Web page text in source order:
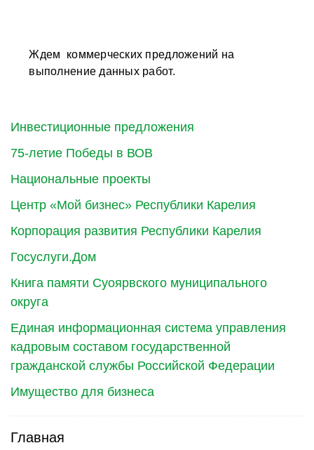
Инвестиционные предложения
75-летие Победы в ВОВ
Национальные проекты
Центр «Мой бизнес» Республики Карелия
Корпорация развития Республики Карелия
Госуслуги.Дом
Книга памяти Суоярвского муниципального
округа
Единая информационная система управления
кадровым составом государственной
гражданской службы Российской Федерации
Имущество для бизнеса
Главная
Ждем
коммерческих предложений на
выполнение данных работ.